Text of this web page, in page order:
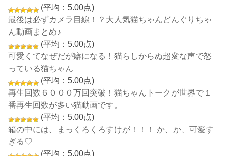
(平均：5.00点)
最後は必ずカメラ目線！？大人気猫ちゃんどんぐりちゃ
ん動画まとめ♪
(平均：5.00点)
可愛くてなぜだが癖になる！猫らしからぬ超変な声で怒
っている猫ちゃん
(平均：5.00点)
再生回数６０００万回突破！猫ちゃんトークが世界で１
番再生回数が多い猫動画です。
(平均：5.00点)
箱の中には、まっくろくろすけが！！！ か、か、可愛す
ぎる♡
(平均：5.00点)